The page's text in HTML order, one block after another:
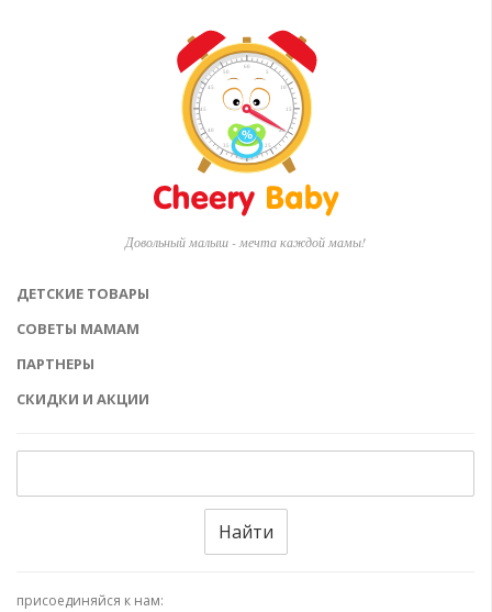
Довольный малыш - мечта каждой мамы!
ДЕТСКИЕ ТОВАРЫ
СОВЕТЫ МАМАМ
ПАРТНЕРЫ
СКИДКИ И АКЦИИ
Найти
присоединяйся к нам: